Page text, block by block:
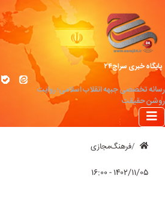
پایگاه خبری سراج۲۴
رسانه تخصصی جبهه انقلاب اسلامی؛ روایت
روشن حقیقت
فرهنگ‌مجازی
۱۴۰۲/۱۱/۰۵ - ۱۶:۰۰